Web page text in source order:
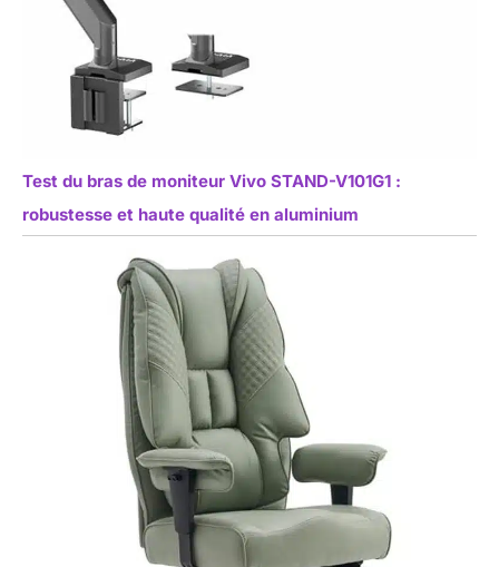
Test du bras de moniteur Vivo STAND-V101G1 :
robustesse et haute qualité en aluminium